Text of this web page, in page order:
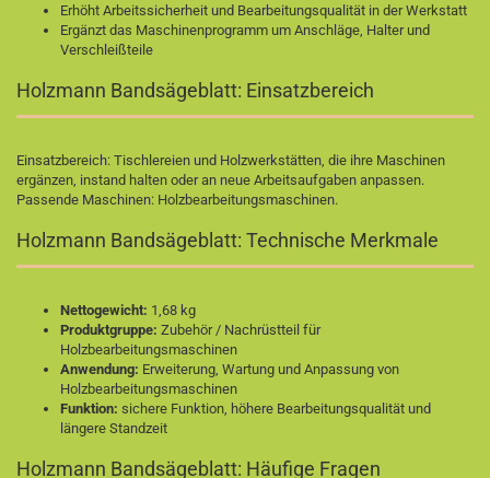
Erhöht Arbeitssicherheit und Bearbeitungsqualität in der Werkstatt
Ergänzt das Maschinenprogramm um Anschläge, Halter und
Verschleißteile
Holzmann Bandsägeblatt: Einsatzbereich
Einsatzbereich: Tischlereien und Holzwerkstätten, die ihre Maschinen
ergänzen, instand halten oder an neue Arbeitsaufgaben anpassen.
Passende Maschinen: Holzbearbeitungsmaschinen.
Holzmann Bandsägeblatt: Technische Merkmale
Nettogewicht: 1,68 kg
Produktgruppe: Zubehör / Nachrüstteil für
Holzbearbeitungsmaschinen
Anwendung: Erweiterung, Wartung und Anpassung von
Holzbearbeitungsmaschinen
Funktion: sichere Funktion, höhere Bearbeitungsqualität und
längere Standzeit
Holzmann Bandsägeblatt: Häufige Fragen